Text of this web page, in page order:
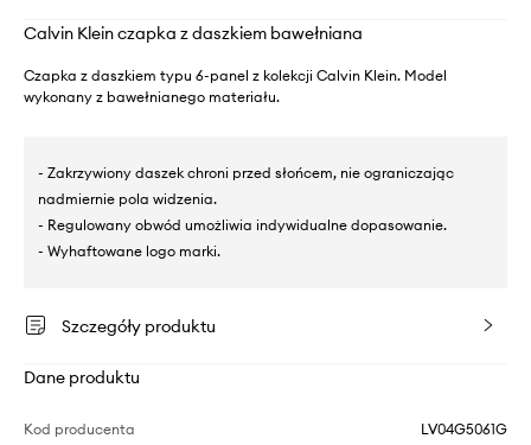
Calvin Klein czapka z daszkiem bawełniana
Czapka z daszkiem typu 6-panel z kolekcji Calvin Klein. Model
wykonany z bawełnianego materiału.
- Zakrzywiony daszek chroni przed słońcem, nie ograniczając
nadmiernie pola widzenia.
- Regulowany obwód umożliwia indywidualne dopasowanie.
- Wyhaftowane logo marki.
Szczegóły produktu
Dane produktu
Kod producenta LV04G5061G